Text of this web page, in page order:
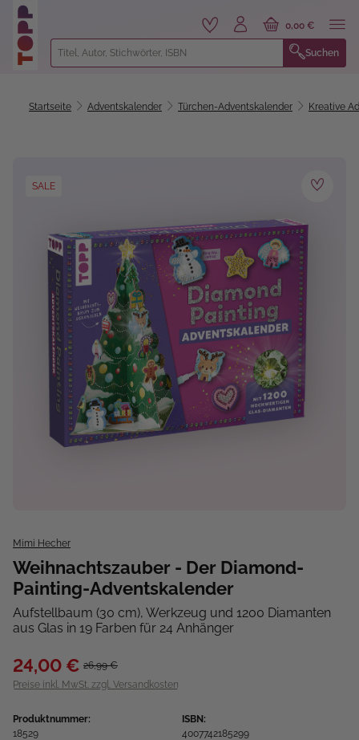
springen
Suchen
0,00 €
Startseite Adventskalender Türchen-Adventskalender Kreative
SALE
Mimi Hecher
Weihnachtszauber - Der Diamond-
Painting-Adventskalender
Aufstellbaum (30 cm), Werkzeug und 1200 Diamanten
aus Glas in 19 Farben für 24 Anhänger
24,00 € 26,99 €
Preise inkl. MwSt. zzgl. Versandkosten
Produktnummer:
18529
ISBN:
4007742185299